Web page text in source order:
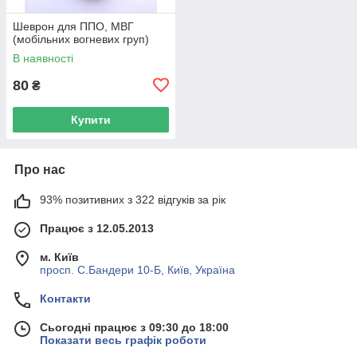
Шеврон для ППО, МВГ
(мобільних вогневих груп)
В наявності
80 ₴
Купити
Про нас
93% позитивних з 322 відгуків за рік
Працює з 12.05.2013
м. Київ
просп. С.Бандери 10-Б, Київ, Україна
Контакти
Сьогодні працює з 09:30 до 18:00
Показати весь графік роботи